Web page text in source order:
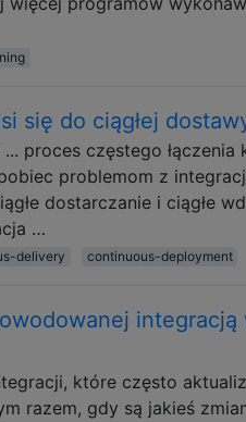
się do ciągłej
proces częstego
problemom z
dostarczanie i ciągłe
…
delivery continuous-deployment
które często
razem, gdy są jakieś